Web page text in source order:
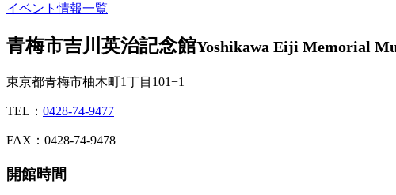
イベント情報一覧
青梅市吉川英治記念館Yoshikawa Eiji Memorial
東京都青梅市柚木町1丁目101−1
TEL： 0428-74-9477
FAX：0428-74-9478
開館時間